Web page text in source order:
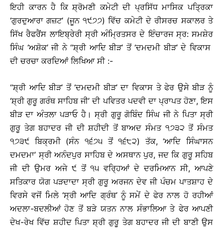
ਇਹੀ ਕਾਰਨ ਹੈ ਕਿ ਸ਼੍ਰੋਮਣੀ ਕਮੇਟੀ ਦੀ ਪ੍ਰਸਿੱਧ ਮਾਸਿਕ ਪਤ੍ਰਿਕਾ
‘ਗੁਰਦੁਆਰਾ ਗਜ਼ਟ’ (ਜੂਨ ੧੯੭੭) ਵਿੱਚ ਕਮੇਟੀ ਦੇ ਰੀਸਰਚ ਸਕਾਲਰ ਤੇ
ਸਿੱਖ ਰੈਫਰੈਂਸ ਲਾਇਬ੍ਰੇਰੀ ਸ੍ਰੀ ਅੰਮ੍ਰਿਤਸਰ ਦੇ ਇੰਚਾਰਜ ਸ੍ਰ: ਸਮਸ਼ੇਰ
ਸਿੰਘ ‘ਅਸ਼ੋਕ’ ਜੀ ਨੇ ‘‘ਸ਼੍ਰੀ ਆਦਿ ਬੀੜ’ ਤੋਂ ‘ਦਮਦਮੀ ਬੀੜ’ ਦੇ ਵਿਕਾਸ
ਦੀ ਚਰਚਾ ਕਰਦਿਆਂ ਲਿਖਿਆ ਸੀ :-
‘‘ਸ਼੍ਰੀ ਆਦਿ ਬੀੜ’ ਤੋਂ ‘ਦਮਦਮੀ ਬੀੜ’ ਦਾ ਵਿਕਾਸ ਤੇ ਫੇਰ ਉਸੇ ਬੀੜ ਨੂੰ
‘ਸ਼੍ਰੀ ਗੁਰੂ ਗਰੰਥ ਸਾਹਿਬ ਜੀ’ ਦੀ ਪਵਿਤਰ ਪਦਵੀ ਦਾ ਪ੍ਰਾਪਤ ਹੋਣਾ, ਇਸ
ਬੀੜ ਦਾ ਅੰਤਲਾ ਪੜਾਓ ਹੈ। ਸ੍ਰੀ ਗੁਰੂ ਗੋਬਿੰਦ ਸਿੰਘ ਜੀ ਨੇ ਪਿਤਾ ਸ੍ਰੀ
ਗੁਰੂ ਤੇਗ ਬਹਾਦਰ ਜੀ ਦੀ ਸ਼ਹੀਦੀ ਤੋਂ ਬਾਅਦ ਸੰਮਤ ੧੭੩੨ ਤੋਂ ਸੰਮਤ
੧੭੩੯ ਬਿਕ੍ਰਮੀ (ਸੰਨ ੧੬੭੫ ਤੋਂ ੧੬੮੨) ਤੱਕ, ‘ਆਦਿ ਸਿੰਘਾਸਨ
ਦਮਦਮਾ’ ਸ੍ਰੀ ਅਨੰਦਪੁਰ ਸਾਹਿਬ ਦੇ ਅਸਥਾਨ ਪੁਰ, ਜਦ ਕਿ ਗੁਰੂ ਸਹਿਬ
ਜੀ ਦੀ ਉਮਰ ਅਜੇ ੯ ਤੋਂ ੧੫ ਵਰ੍ਹਿਆਂ ਦੇ ਦਰਮਿਆਨ ਸੀ, ਆਪਣੇ
ਸਤਿਕਾਰ ਯੋਗ ਪੜਦਾਦਾ ਸ੍ਰੀ ਗੁਰੂ ਅਰਜਨ ਦੇਵ ਜੀ ਪੰਚਮ ਪਾਤਸ਼ਾਹ ਦੇ
ਵਿਰਸੇ ਵਜੋਂ ਮਿਲੇ ‘ਸ੍ਰੀ ਆਦਿ ਗ੍ਰੰਥ’ ਨੂੰ ਸਮੇਂ ਦੇ ਫੇਰ ਨਾਲ ਹੋ ਰਹੀਆਂ
ਅਦਲਾ-ਬਦਲੀਆਂ ਹੋਣ ਤੋਂ ਬੜੇ ਯਤਨ ਨਾਲ ਸੰਭਾਲਿਆ ਤੇ ਫੇਰ ਆਪਣੀ
ਦੇਖ-ਰੇਖ ਵਿੱਚ ਸ਼ਹੀਦ ਪਿਤਾ ਸ਼੍ਰੀ ਗੁਰੂ ਤੇਗ ਬਹਾਦਰ ਜੀ ਦੀ ਬਾਣੀ ਉਸ